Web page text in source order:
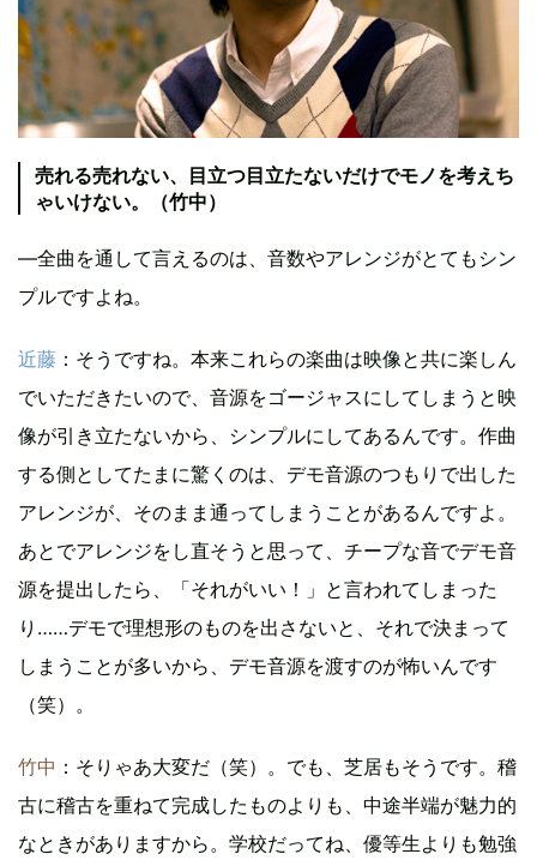
売れる売れない、目立つ目立たないだけでモノを考えち
ゃいけない。（竹中）
―全曲を通して言えるのは、音数やアレンジがとてもシン
プルですよね。
近藤 ：そうですね。本来これらの楽曲は映像と共に楽しん
でいただきたいので、音源をゴージャスにしてしまうと映
像が引き立たないから、シンプルにしてあるんです。作曲
する側としてたまに驚くのは、デモ音源のつもりで出した
アレンジが、そのまま通ってしまうことがあるんですよ。
あとでアレンジをし直そうと思って、チープな音でデモ音
源を提出したら、「それがいい！」と言われてしまった
り……デモで理想形のものを出さないと、それで決まって
しまうことが多いから、デモ音源を渡すのが怖いんです
（笑）。
竹中 ：そりゃあ大変だ（笑）。でも、芝居もそうです。稽
古に稽古を重ねて完成したものよりも、中途半端が魅力的
なときがありますから。学校だってね、優等生よりも勉強